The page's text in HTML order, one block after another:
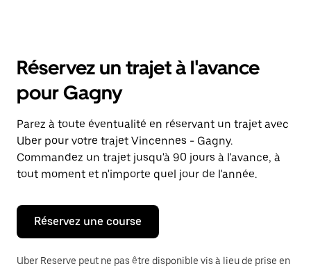
ouvrir
calendrier
et
sélectionner
une
date.
Appuyez
sur
la
Échap
pour
fermer
calendrier.
Réservez un trajet à l'avance
pour Gagny
Parez à toute éventualité en réservant un trajet avec
Uber pour votre trajet Vincennes - Gagny.
Commandez un trajet jusqu'à 90 jours à l'avance, à
tout moment et n'importe quel jour de l'année.
Réservez une course
Uber Reserve peut ne pas être disponible vis à lieu de prise en